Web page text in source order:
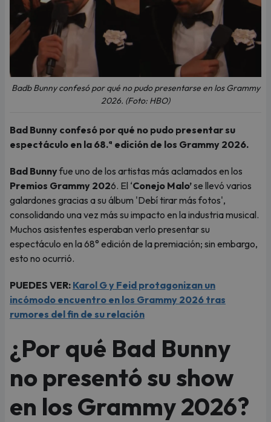
Badb Bunny confesó por qué no pudo presentarse en los Grammy
2026. (Foto: HBO)
Bad Bunny confesó por qué no pudo presentar su
espectáculo en la 68.ª edición de los Grammy 2026.
Bad Bunnyfue uno de los artistas más aclamados en los
Premios Grammy 2026. El ‘Conejo Malo’se llevó varios
galardones gracias a su álbum 'Debí tirar más fotos',
consolidando una vez más su impacto en la industria musical.
Muchos asistentes esperaban verlo presentar su
espectáculo en la 68° edición de la premiación; sin embargo,
esto no ocurrió.
PUEDES VER: Karol G y Feid protagonizan un
incómodo encuentro en los Grammy 2026 tras
rumores del fin de su relación
¿Por qué Bad Bunny
no presentó su show
en los Grammy 2026?